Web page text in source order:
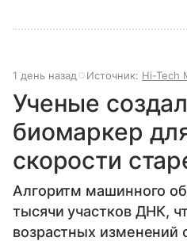
1 день назад Источник: Hi-Tech
Ученые
биомаркер
скорости
Алгоритм машинного
тысячи участков ДНК,
возрастных изменений